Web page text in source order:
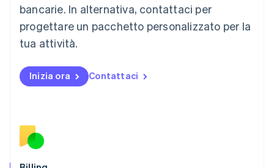
bancarie. In alternativa, contattaci per
progettare un pacchetto personalizzato per la
tua attività.
Inizia ora Contattaci
Malta
Messico
EspañolEnglish
English
Nuova Zelanda
English
Portogallo
Português